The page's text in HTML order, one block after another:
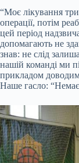
“Моє лікування
операції, потім
цей період
допомагають не
знав: не слід
нашій команді ми
прикладом
Наше гасло: